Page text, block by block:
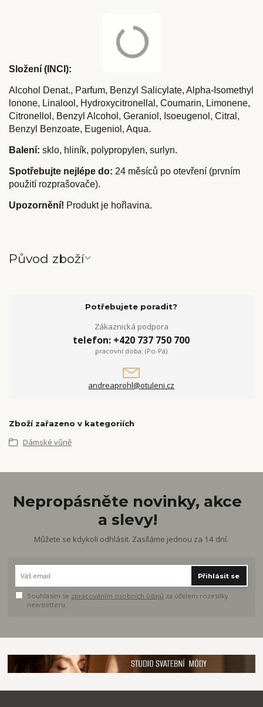
Složení (INCI):
Alcohol Denat., Parfum, Benzyl Salicylate, Alpha-Isomethyl
lonone, Linalool, Hydroxycitronellal, Coumarin, Limonene,
Citronellol, Benzyl Alcohol, Geraniol, Isoeugenol, Citral,
Benzyl Benzoate, Eugeniol, Aqua.
Balení: sklo, hliník, polypropylen, surlyn.
Spotřebujte nejlépe do: 24 měsíců po otevření (prvním
použití rozprašovače).
Upozornění! Produkt je hořlavina.
Původ zboží
Potřebujete poradit?
Zákaznická podpora
telefon: +420 737 750 700
pracovní doba: (Po-Pá)
andreaprohl@otuleni.cz
Zboží zařazeno v kategoriích
Dámské vůně
Nepropásněte novinky, akce
a slevy!
Můžete se kdykoli odhlásit. Zasíláme jednou za 14 dní.
Přihlásit se
Souhlasím se zpracováním osobních údajů za účelem rozesílky
newsletteru.